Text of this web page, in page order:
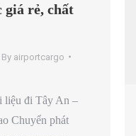
giá rẻ, chất
By airportcargo
liệu đi Tây An –
Chuyển phát